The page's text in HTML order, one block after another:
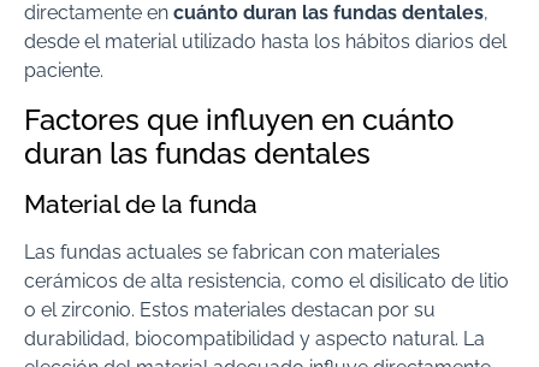
directamente en cuánto duran las fundas dentales,
desde el material utilizado hasta los hábitos diarios del
paciente.
Factores que influyen en cuánto
duran las fundas dentales
Material de la funda
Las fundas actuales se fabrican con materiales
cerámicos de alta resistencia, como el disilicato de litio
o el zirconio. Estos materiales destacan por su
durabilidad, biocompatibilidad y aspecto natural. La